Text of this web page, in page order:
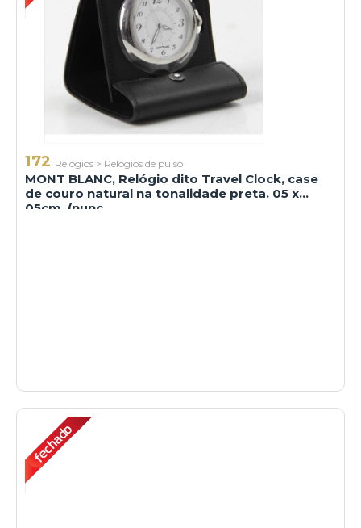
172 Relógios > Relógios de pulso
MONT BLANC, Relógio dito Travel Clock, case
de couro natural na tonalidade preta. 05 x
05cm. (nunc